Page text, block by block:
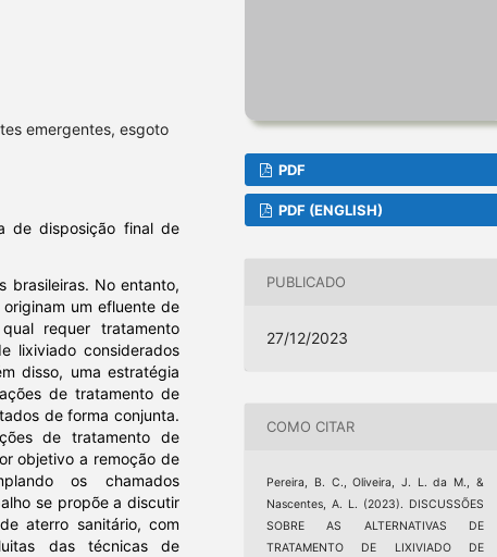
emergentes, esgoto
de disposição final de
brasileiras. No entanto,
um efluente de
requer tratamento
lixiviado considerados
disso, uma estratégia
de tratamento de
de forma conjunta.
de tratamento de
objetivo a remoção de
os chamados
se propõe a discutir
aterro sanitário, com
das técnicas de
PDF
PDF (ENGLISH)
PUBLICADO
27/12/2023
COMO CITAR
Pereira, B. C., Oliveira, J. L. da M., &
Nascentes, A. L. (2023). DISCUSSÕES
SOBRE AS ALTERNATIVAS DE
TRATAMENTO DE LIXIVIADO DE